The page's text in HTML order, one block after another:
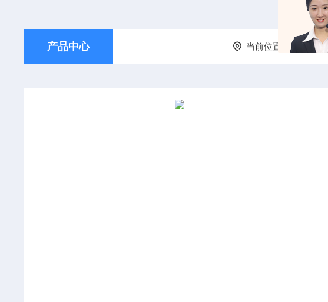
产品中心 当前位置： 首页